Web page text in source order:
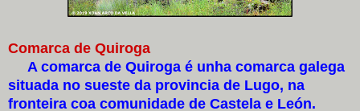
Comarca de Quiroga
A comarca de Quiroga é unha comarca galega
situada no sueste da provincia de Lugo, na
fronteira coa comunidade de Castela e León.